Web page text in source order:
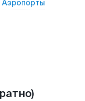
Аэропорты